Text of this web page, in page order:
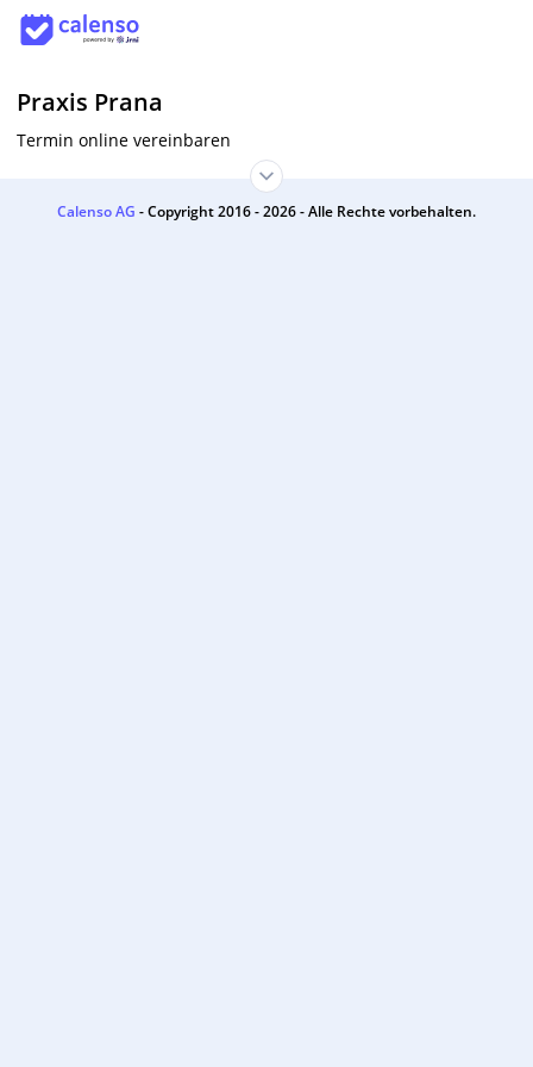
Praxis Prana
Termin online vereinbaren
Calenso AG - Copyright 2016 - 2026 - Alle Rechte vorbehalten.